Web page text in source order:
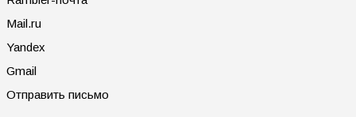
Mail.ru
Yandex
Gmail
Отправить письмо